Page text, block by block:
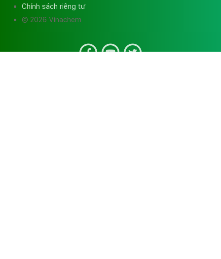
Chính sách riêng tư
© 2026 Vinachem